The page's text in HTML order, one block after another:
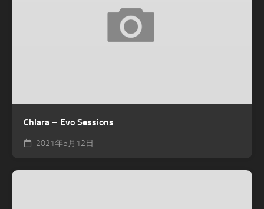
Chlara – Evo Sessions
2021年5月12日